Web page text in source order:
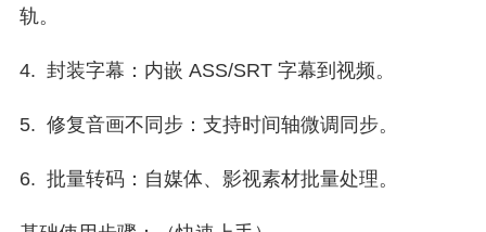
轨。
4. 封装字幕：内嵌 ASS/SRT 字幕到视频。
5. 修复音画不同步：支持时间轴微调同步。
6. 批量转码：自媒体、影视素材批量处理。